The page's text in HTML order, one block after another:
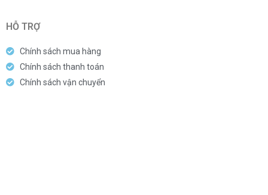
HỖ TRỢ
Chính sách mua hàng
Chính sách thanh toán
Chính sách vận chuyển